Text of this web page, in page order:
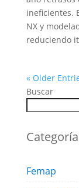
ineficientes.
NX y
reduciendo
« Older
Buscar
Femap